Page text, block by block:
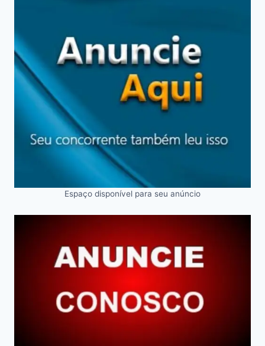
Espaço disponível para seu anúncio